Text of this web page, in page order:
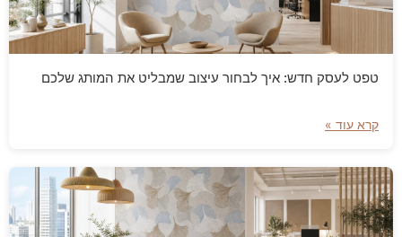
טפט לעסק חדש: איך לבחור עיצוב שמבליט את המותג שלכם
קרא עוד »